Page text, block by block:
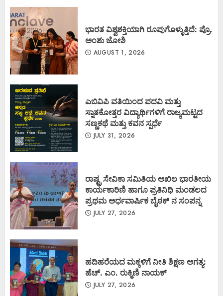
ಭಾರತ ವಿಶ್ವಶಕ್ತಿಯಾಗಿ ರೂಪುಗೊಳ್ಳುತ್ತಿದೆ: ಪ್ರೊ.
ಅಂಶು ಜೋಶಿ
AUGUST 1, 2026
ಎಬಿವಿಪಿ ವತಿಯಿಂದ ಪದವಿ ಮತ್ತು
ಸ್ನಾತಕೋತ್ತರ ವಿದ್ಯಾರ್ಥಿಗಳಿಗೆ ರಾಜ್ಯಮಟ್ಟದ
ಸಣ್ಣಕಥೆ ಮತ್ತು ಕವನ ಸ್ಪರ್ಧೆ
JULY 31, 2026
ರಾಷ್ಟ್ರ ಸೇವಿಕಾ ಸಮಿತಿಯ ಅಖಿಲ ಭಾರತೀಯ
ಕಾರ್ಯಕಾರಿಣಿ ಹಾಗೂ ಪ್ರತಿನಿಧಿ ಮಂಡಲದ
ಪ್ರಥಮ ಅರ್ಧವಾರ್ಷಿಕ ಬೈಠಕ್ ನ ಸಂಪನ್ನ
JULY 27, 2026
ಹದಿಹರೆಯದ ಮಕ್ಕಳಿಗೆ ನೀತಿ ಶಿಕ್ಷಣ ಅಗತ್ಯ:
ಹೆಚ್. ಎಂ. ರುಕ್ಮಿಣಿ ನಾಯಕ್
JULY 27, 2026